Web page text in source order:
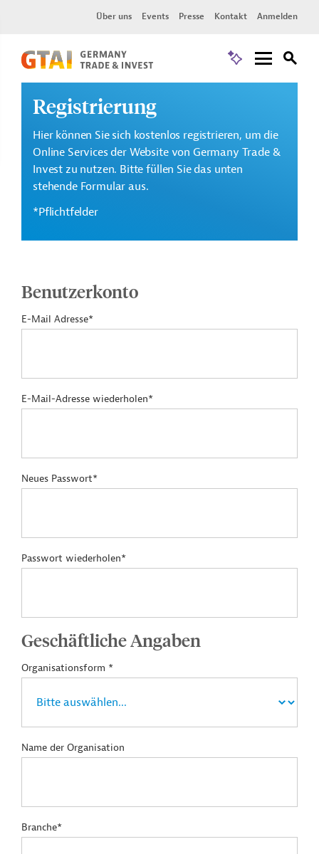
Über uns Events Presse Kontakt Anmelden
Registrierung
Hier können Sie sich kostenlos registrieren, um die
Online Services der Website von Germany Trade &
Invest zu nutzen. Bitte füllen Sie das unten
stehende Formular aus.
*Pflichtfelder
Benutzerkonto
E-Mail Adresse*
E-Mail-Adresse wiederholen*
Neues Passwort*
Passwort wiederholen*
Geschäftliche Angaben
Organisationsform *
Name der Organisation
Branche*